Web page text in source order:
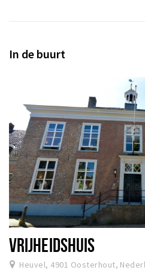
In de buurt
VRIJHEIDSHUIS
Heuvel, 4901 Oosterhout,